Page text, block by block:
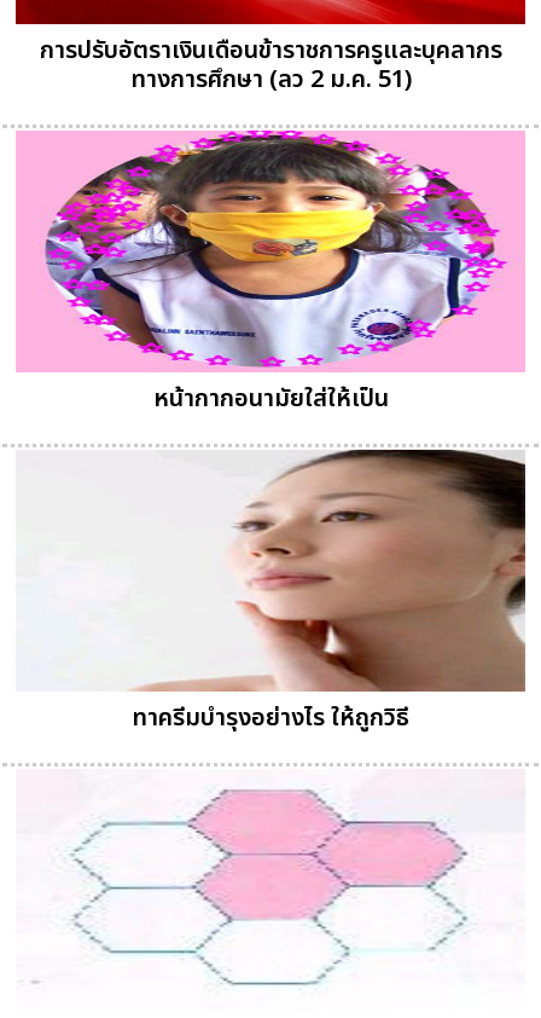
การปรับอัตราเงินเดือนข้าราชการครูและบุคลากร
ทางการศึกษา (ลว 2 ม.ค. 51)
หน้ากากอนามัยใส่ให้เป็น
ทาครีมบำรุงอย่างไร ให้ถูกวิธี